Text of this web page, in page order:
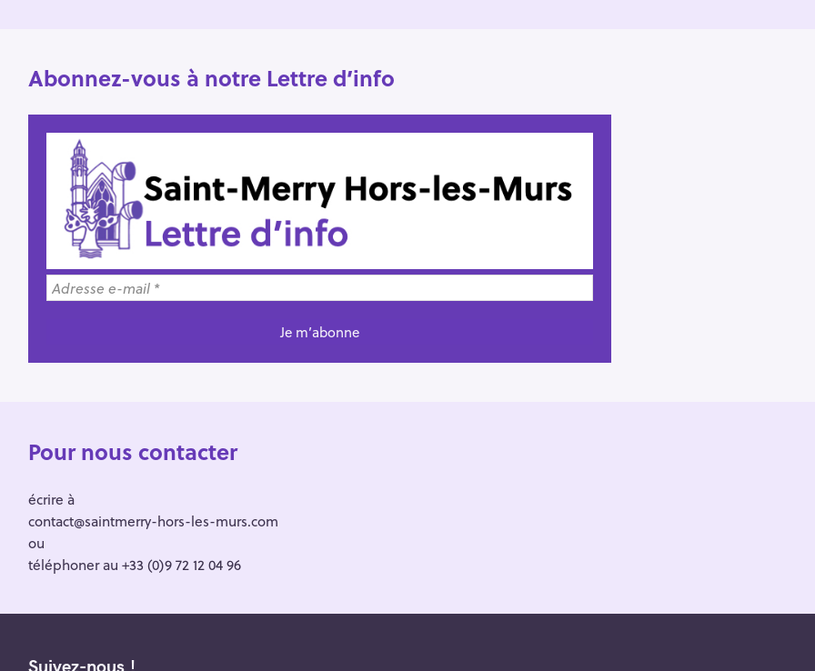
Abonnez-vous à notre Lettre d’info
Pour nous contacter
écrire à
contact@saintmerry-hors-les-murs.com
ou
téléphoner au +33 (0)9 72 12 04 96
Suivez-nous !